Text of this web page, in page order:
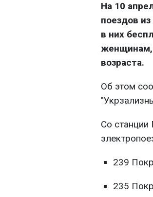
На 10
поездов
в них
женщинам,
возраста.
Об этом
Со
239
235